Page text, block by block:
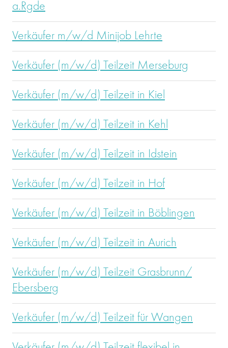
a.Rgde
Verkäufer m/w/d Minijob Lehrte
Verkäufer (m/w/d) Teilzeit Merseburg
Verkäufer (m/w/d) Teilzeit in Kiel
Verkäufer (m/w/d) Teilzeit in Kehl
Verkäufer (m/w/d) Teilzeit in Idstein
Verkäufer (m/w/d) Teilzeit in Hof
Verkäufer (m/w/d) Teilzeit in Böblingen
Verkäufer (m/w/d) Teilzeit in Aurich
Verkäufer (m/w/d) Teilzeit Grasbrunn/
Ebersberg
Verkäufer (m/w/d) Teilzeit für Wangen